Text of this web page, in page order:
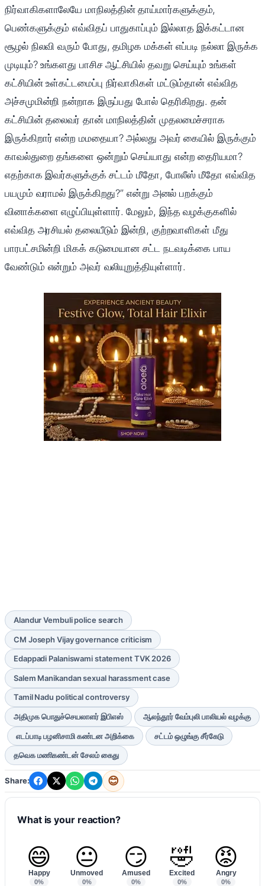
நிர்வாகிகளாலேயே மாநிலத்தின் தாய்மார்களுக்கும்,
பெண்களுக்கும் எவ்விதப் பாதுகாப்பும் இல்லாத இக்கட்டான
சூழல் நிலவி வரும் போது, தமிழக மக்கள் எப்படி நல்லா இருக்க
முடியும்? உங்களது பாசிச ஆட்சியில் தவறு செய்யும் உங்கள்
கட்சியின் உள்கட்டமைப்பு நிர்வாகிகள் மட்டும்தான் எவ்வித
அச்சமுமின்றி நன்றாக இருப்பது போல் தெரிகிறது. தன்
கட்சியின் தலைவர் தான் மாநிலத்தின் முதலமைச்சராக
இருக்கிறார் என்ற மமதையா? அல்லது அவர் கையில் இருக்கும்
காவல்துறை தங்களை ஒன்றும் செய்யாது என்ற தைரியமா?
எதற்காக இவர்களுக்குக் சட்டம் மீதோ, போலீஸ் மீதோ எவ்வித
பயமும் வராமல் இருக்கிறது?” என்று அனல் பறக்கும்
வினாக்களை எழுப்பியுள்ளார். மேலும், இந்த வழக்குகளில்
எவ்வித அரசியல் தலையீடும் இன்றி, குற்றவாளிகள் மீது
பாரபட்சமின்றி மிகக் கடுமையான சட்ட நடவடிக்கை பாய
வேண்டும் என்றும் அவர் வலியுறுத்தியுள்ளார்.
Alandur Vembuli police search
CM Joseph Vijay governance criticism
Edappadi Palaniswami statement TVK 2026
Salem Manikandan sexual harassment case
Tamil Nadu political controversy
அதிமுக பொதுச்செயலாளர் இபிஎஸ் ஆலந்தூர் வேம்புலி பாலியல் வழக்கு
எடப்பாடி பழனிசாமி கண்டன அறிக்கை சட்டம் ஒழுங்கு சீர்கேடு
தவெக மணிகண்டன் சேலம் கைது
Share: 😊
What is your reaction?
😄
Happy
0%
😐
Unmoved
0%
😏
Amused
0%
🤣
Excited
0%
😡
Angry
0%